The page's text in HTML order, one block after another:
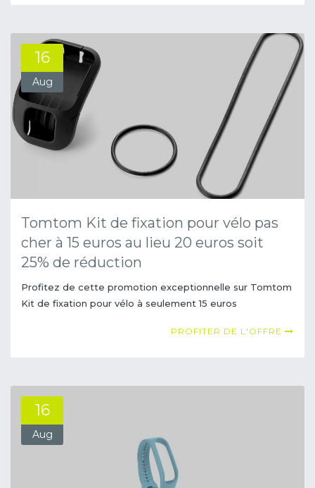
16
Aug
Tomtom Kit de fixation pour vélo pas
cher à 15 euros au lieu 20 euros soit
25% de réduction
Profitez de cette promotion exceptionnelle sur Tomtom
Kit de fixation pour vélo à seulement 15 euros
PROFITER DE L'OFFRE
16
Aug